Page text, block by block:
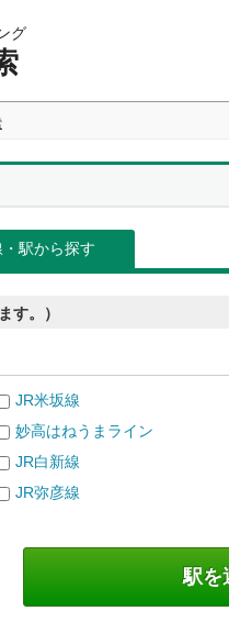
グ
・駅から探す
す。）
JR米坂線
妙高はねうまライン
JR白新線
JR弥彦線